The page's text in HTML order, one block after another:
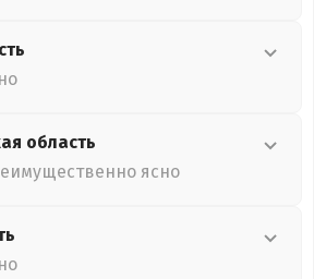
область
ясно